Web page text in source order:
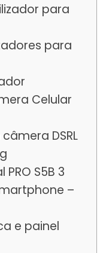
para
para
Celular
DSRL
S5B 3
–
e painel